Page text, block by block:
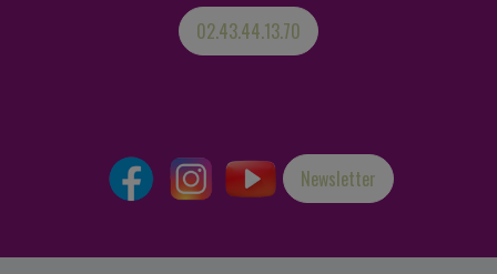
02.43.44.13.70
Newsletter